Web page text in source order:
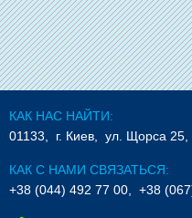
КАК НАС НАЙТИ:
01133, г. Киев, ул. Щорса
КАК С НАМИ СВЯЗАТЬСЯ:
+38 (044) 492 77 00, +38